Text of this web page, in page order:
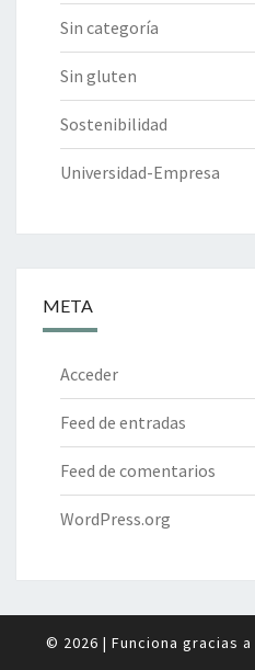
Sin categoría
Sin gluten
Sostenibilidad
Universidad-Empresa
META
Acceder
Feed de entradas
Feed de comentarios
WordPress.org
© 2026 | Funciona gracias a